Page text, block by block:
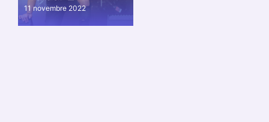
11 novembre 2022